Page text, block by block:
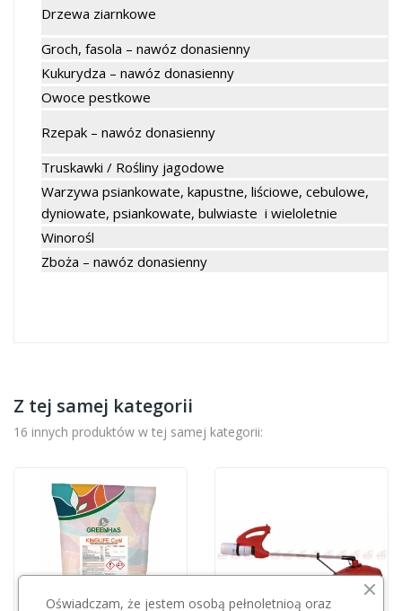
Drzewa ziarnkowe
Groch, fasola – nawóz donasienny
Kukurydza – nawóz donasienny
Owoce pestkowe
Rzepak – nawóz donasienny
Truskawki / Rośliny jagodowe
Warzywa psiankowate, kapustne, liściowe, cebulowe,
dyniowate, psiankowate, bulwiaste i wieloletnie
Winorośl
Zboża – nawóz donasienny
Z tej samej kategorii
16 innych produktów w tej samej kategorii:
Oświadczam, że jestem osobą pełnoletnioą oraz